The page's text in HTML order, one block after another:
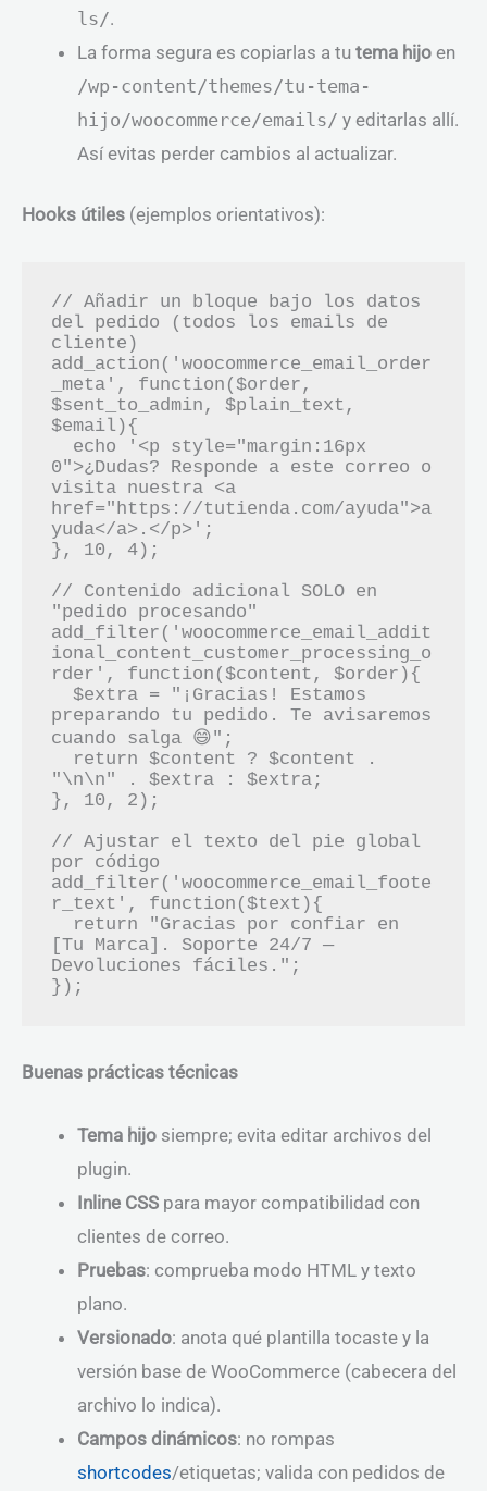
ls/.
La forma segura es copiarlas a tu tema hijo en
/wp-content/themes/tu-tema-
hijo/woocommerce/emails/ y editarlas allí.
Así evitas perder cambios al actualizar.
Hooks útiles (ejemplos orientativos):
// Añadir un bloque bajo los datos
del pedido (todos los emails de
cliente)
add_action('woocommerce_email_order
_meta', function($order,
$sent_to_admin, $plain_text,
$email){
0">¿Dudas? Responde a este correo o
visita nuestra <a
href="https://tutienda.com/ayuda">a
yuda</a>.</p>';
}, 10, 4);
// Contenido adicional SOLO en
"pedido procesando"
add_filter('woocommerce_email_addit
ional_content_customer_processing_o
rder', function($content, $order){
  $extra = "¡Gracias! Estamos
preparando tu pedido. Te avisaremos
cuando salga 😄";
"\n\n" . $extra : $extra;
}, 10, 2);
// Ajustar el texto del pie global
por código
add_filter('woocommerce_email_foote
r_text', function($text){
[Tu Marca]. Soporte 24/7 —
Devoluciones fáciles.";
Buenas prácticas técnicas
Tema hijo siempre; evita editar archivos del
plugin.
Inline CSS para mayor compatibilidad con
clientes de correo.
Pruebas: comprueba modo HTML y texto
plano.
Versionado: anota qué plantilla tocaste y la
versión base de WooCommerce (cabecera del
archivo lo indica).
Campos dinámicos: no rompas
shortcodes/etiquetas; valida con pedidos de